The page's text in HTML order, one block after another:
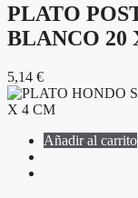
PLATO
BLANCO 20
5,14 €
Añadir al carrito